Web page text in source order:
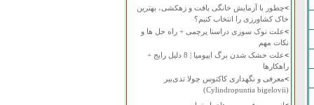
>چطور با آزمایش خانگی بافت و زهکشی، بهترین
خاک کشاورزی را انتخاب کنیم؟
>علت نوک سوزی دراسنا پرچمی + راه حل ها و
نکات مهم
>
علت خشک شدن برگ ایپومیا | 8 دلیل رایج +
راهکارها
>معرفی و نگهداری کاکتوس چولا تدی‌بیر
(Cylindropuntia bigelovii)